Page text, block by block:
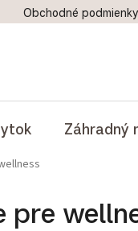
Obchodné podmienky
Záhradný
pre